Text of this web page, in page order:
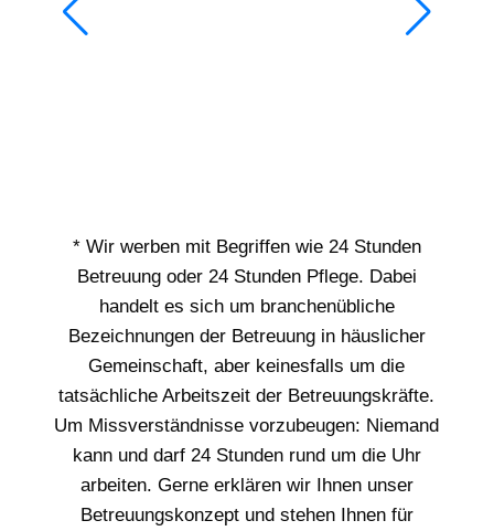
* Wir werben mit Begriffen wie 24 Stunden
Betreuung oder 24 Stunden Pflege. Dabei
handelt es sich um branchenübliche
Bezeichnungen der Betreuung in häuslicher
Gemeinschaft, aber keinesfalls um die
tatsächliche Arbeitszeit der Betreuungskräfte.
Um Missverständnisse vorzubeugen: Niemand
kann und darf 24 Stunden rund um die Uhr
arbeiten. Gerne erklären wir Ihnen unser
Betreuungskonzept und stehen Ihnen für